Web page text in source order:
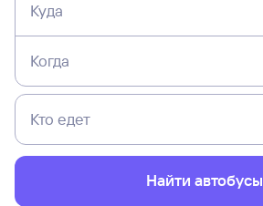
Куда
Когда
Кто едет
Найти автобусы